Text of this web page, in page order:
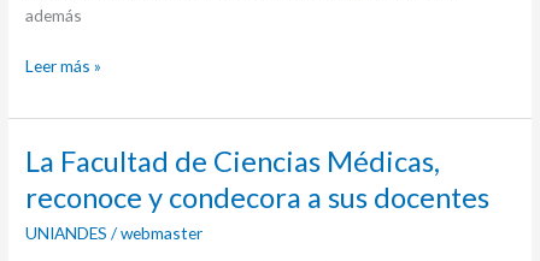
además
Leer más »
La Facultad de Ciencias Médicas,
reconoce y condecora a sus docentes
UNIANDES /webmaster
La
de
Ciencias